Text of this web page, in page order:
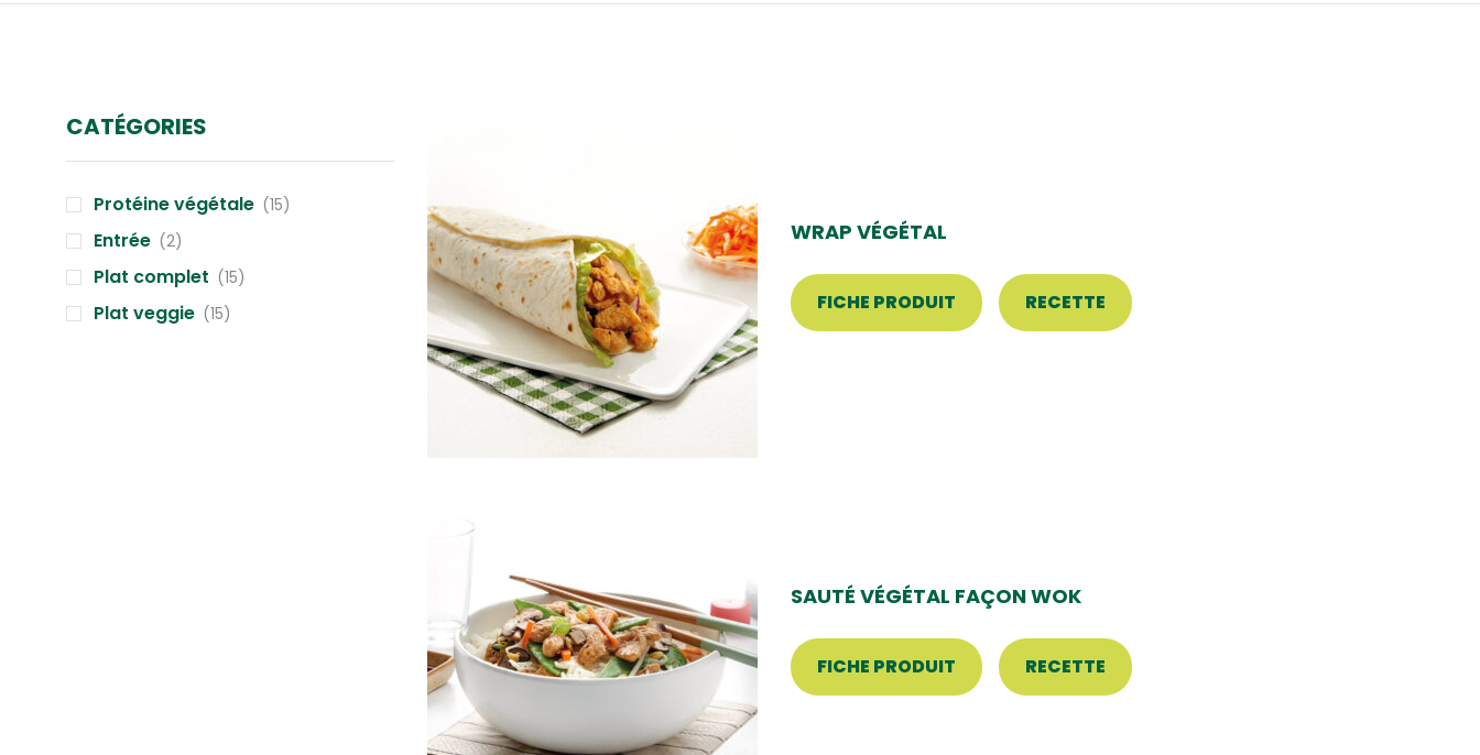
WRAP VÉGÉTAL
FICHE PRODUIT RECETTE
SAUTÉ VÉGÉTAL FAÇON WOK
FICHE PRODUIT RECETTE
CATÉGORIES
Protéine végétale (15)
Entrée (2)
Plat complet (15)
Plat veggie (15)